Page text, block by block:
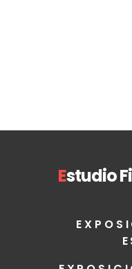
Estudio